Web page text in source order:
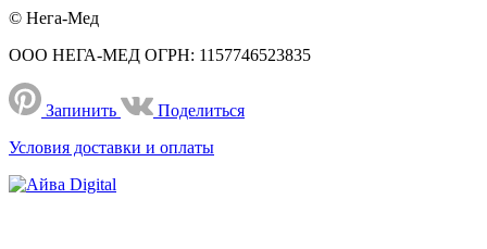
© Нега-Мед
ООО НЕГА-МЕД ОГРН: 1157746523835
Запинить
Поделиться
Условия доставки и оплаты